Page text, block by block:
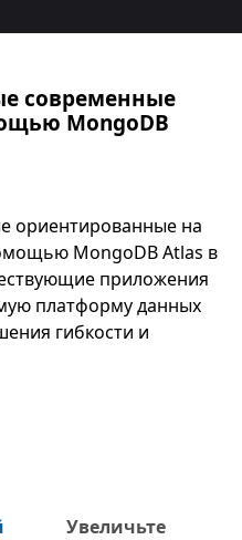
современные
MongoDB
ориентированные на
MongoDB Atlas в
приложения
платформу данных
гибкости и
Увеличьте